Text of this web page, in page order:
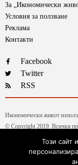
За „Икономически
Условия за ползване
Реклама
Контакти
Facebook
Twitter
RSS
Икономически живот
© Copyright 2019. Всички
Текстовете от рубриката
Този сайт